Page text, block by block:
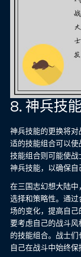
8. 神兵技
神兵技能的更换将
适的技能组合可以
技能组合则可能使
神兵技能，以确保自
在三国志幻想大陆
选择和策略性。通
场的变化，提高自
要考虑自己的战斗
的技能组合。战士
自己在战斗中始终保